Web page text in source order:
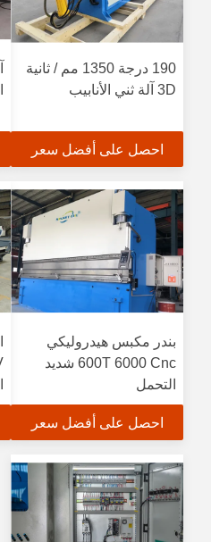
190 درجة 1350 مم / ثانية
3D آلة ثني الأنابيب
احصل على أفضل سعر
بندر مكبس هيدروليكي
600T 6000 Cnc شديد
التحمل
احصل على أفضل سعر